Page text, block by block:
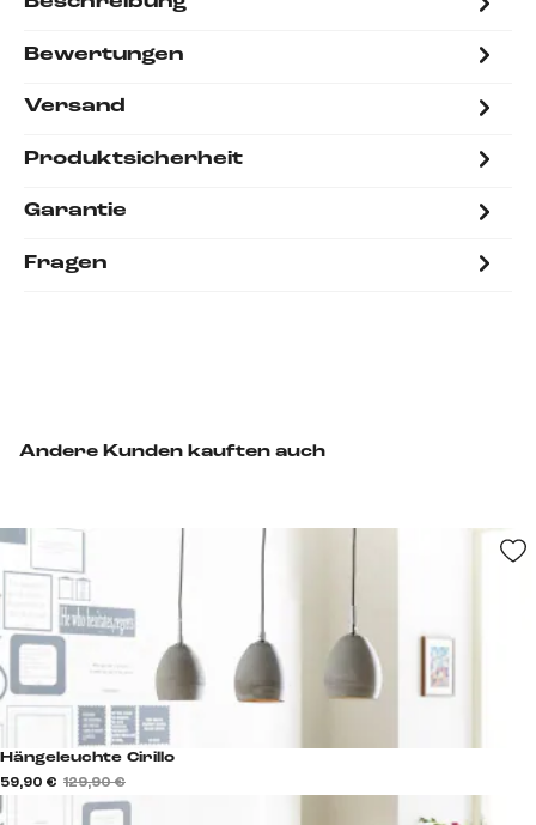
Bewertungen
Versand
Produktsicherheit
Garantie
Fragen
Andere Kunden kauften auch
Hängeleuchte Cirillo
59,90 € 129,90 €